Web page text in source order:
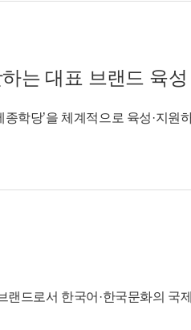
는 대표 브랜드 육성
학당’을 체계적으로 육성·지원
랜드로서 한국어·한국문화의 국